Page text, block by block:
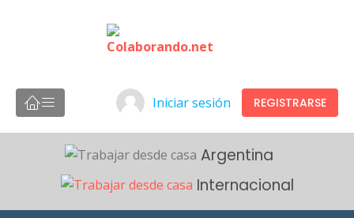
Iniciar sesión REGISTRARSE
Argentina
Internacional